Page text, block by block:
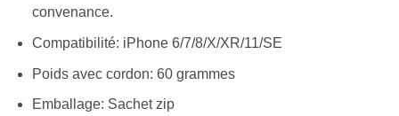
convenance.
Compatibilité: iPhone 6/7/8/X/XR/11/SE
Poids avec cordon: 60 grammes
Emballage: Sachet zip